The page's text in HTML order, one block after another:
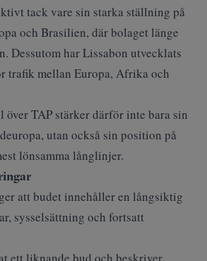
tack vare sin starka ställning på
och Brasilien, där bolaget länge
Dessutom har Lissabon utvecklats
trafik mellan Europa, Afrika och
över TAP stärker därför inte bara sin
utan också sin position på
lönsamma långlinjer.
att budet innehåller en långsiktig
sysselsättning och fortsatt